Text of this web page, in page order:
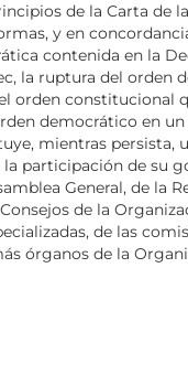
de la Carta de
y en
contenida en la
la ruptura del orden
orden constitucional
democrático en un
mientras persista,
la participación de su
General, de la
de la
de las
órganos de la